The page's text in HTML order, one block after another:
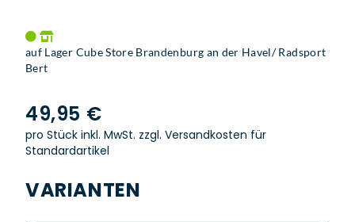
auf Lager Cube Store Brandenburg an der Havel/ Radsport
Bert
49,95 €
pro Stück inkl. MwSt. zzgl. Versandkosten für
Standardartikel
VARIANTEN